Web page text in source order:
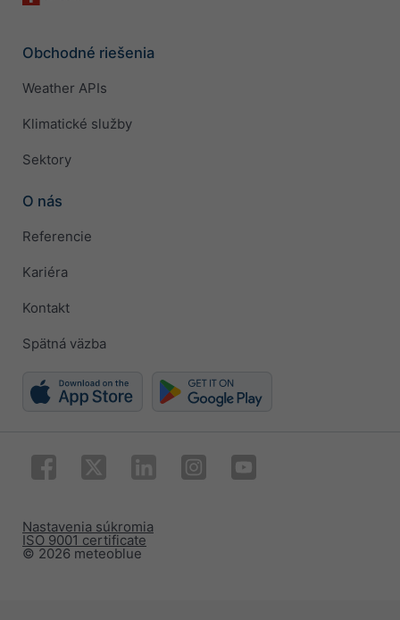
Obchodné riešenia
Weather APIs
Klimatické služby
Sektory
O nás
Referencie
Kariéra
Kontakt
Spätná väzba
© 2026 meteoblue
ISO 9001 certificate
Nastavenia súkromia